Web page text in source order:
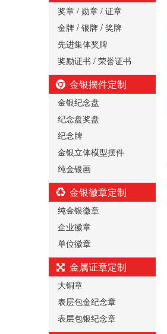
奖章 / 勋章 / 证章
金牌 / 银牌 / 奖牌
先进集体奖牌
奖励证书 / 荣誉证书
金银摆件定制
金银纪念盘
纪念盘奖盘
纪念牌
金银立体模型摆件
纯金银画
金银徽章定制
纯金银徽章
企业徽章
单位徽章
金属证章定制
大铜章
表层包金纪念章
表层包银纪念章